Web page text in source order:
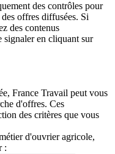
des contrôles pour
offres diffusées. Si
des contenus
signaler en cliquant sur
France Travail peut vous
d'offres. Ces
des critères que vous
d'ouvrier agricole,
: